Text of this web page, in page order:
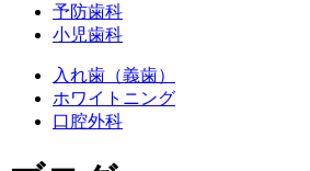
予防歯科
小児歯科
入れ歯（義歯）
ホワイトニング
口腔外科